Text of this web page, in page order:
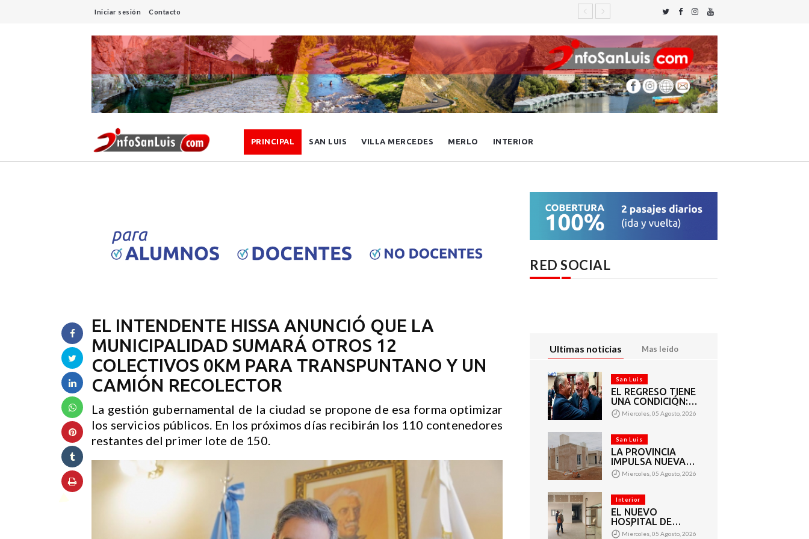
Iniciar sesión Contacto
PRINCIPAL SAN LUIS VILLA MERCEDES MERLO INTERIOR
EL INTENDENTE HISSA ANUNCIÓ QUE LA
MUNICIPALIDAD SUMARÁ OTROS 12
COLECTIVOS 0KM PARA TRANSPUNTANO Y UN
CAMIÓN RECOLECTOR
La gestión gubernamental de la ciudad se propone de esa forma optimizar
los servicios públicos. En los próximos días recibirán los 110 contenedores
restantes del primer lote de 150.
RED SOCIAL
Ultimas noticias Mas leído
San Luis
EL REGRESO TIENE
UNA CONDICIÓN:
LA CORRUPCIÓN
Miercoles, 05 Agosto, 2026
San Luis
LA PROVINCIA
IMPULSA NUEVAS
ETAPAS EN LA
CONSTRUCCIÓN
PUEYRREDÓN
Miercoles, 05 Agosto, 2026
Interior
EL NUEVO
HOSPITAL DE
UNIÓN PROGRESA
Miercoles, 05 Agosto, 2026